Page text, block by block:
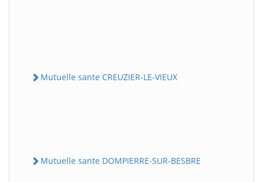
Mutuelle sante CREUZIER-LE-VIEUX
Mutuelle sante DOMPIERRE-SUR-BESBRE